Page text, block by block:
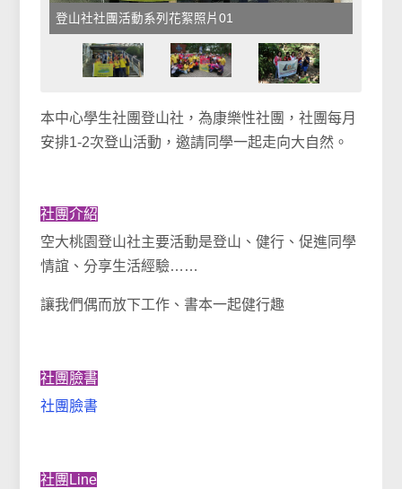
登山社社團活動系列花絮照片01
本中心學生社團登山社，為康樂性社團，社團每月
安排1-2次登山活動，邀請同學一起走向大自然。
社團介紹
空大桃園登山社主要活動是登山、健行、促進同學
情誼、分享生活經驗……
讓我們偶而放下工作、書本一起健行趣
社團臉書
社團臉書
社團Line